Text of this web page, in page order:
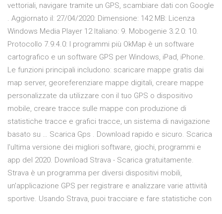
vettoriali, navigare tramite un GPS, scambiare dati con Google
. Aggiornato il: 27/04/2020: Dimensione: 142 MB: Licenza
Windows Media Player 12 Italiano: 9. Mobogenie 3.2.0: 10.
Protocollo 7.9.4.0: I programmi più OkMap è un software
cartografico e un software GPS per Windows, iPad, iPhone.
Le funzioni principali includono: scaricare mappe gratis dai
map server, georeferenziare mappe digitali, creare mappe
personalizzate da utilizzare con il tuo GPS o dispositivo
mobile, creare tracce sulle mappe con produzione di
statistiche tracce e grafici tracce, un sistema di navigazione
basato su … Scarica Gps . Download rapido e sicuro. Scarica
l'ultima versione dei migliori software, giochi, programmi e
app del 2020. Download Strava - Scarica gratuitamente.
Strava è un programma per diversi dispositivi mobili,
un'applicazione GPS per registrare e analizzare varie attività
sportive. Usando Strava, puoi tracciare e fare statistiche con